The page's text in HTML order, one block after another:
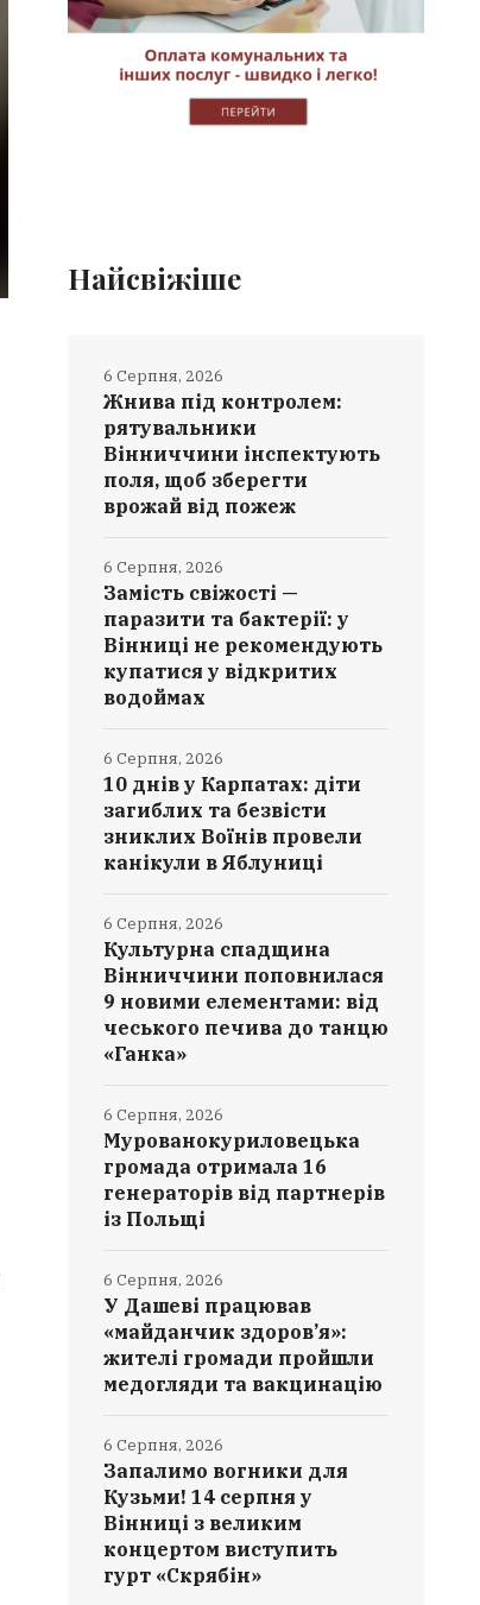
Найсвіжіше
Жнива під контролем:
рятувальники
Вінниччини інспектують
поля, щоб зберегти
врожай від пожеж
6 Серпня, 2026
Замість свіжості —
паразити та бактерії: у
Вінниці не рекомендують
купатися у відкритих
водоймах
6 Серпня, 2026
10 днів у Карпатах: діти
загиблих та безвісти
зниклих Воїнів провели
канікули в Яблуниці
6 Серпня, 2026
Культурна спадщина
Вінниччини поповнилася
9 новими елементами: від
чеського печива до танцю
«Ганка»
6 Серпня, 2026
Мурованокуриловецька
громада отримала 16
генераторів від партнерів
із Польщі
6 Серпня, 2026
У Дашеві працював
«майданчик здоров’я»:
жителі громади пройшли
медогляди та вакцинацію
6 Серпня, 2026
Запалимо вогники для
Кузьми! 14 серпня у
Вінниці з великим
концертом виступить
гурт «Скрябін»
6 Серпня, 2026